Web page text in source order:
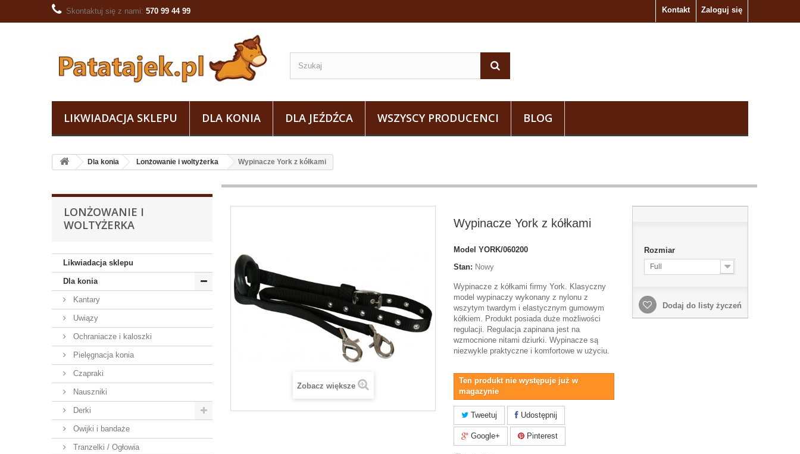
Zaloguj się
Kontakt
Skontaktuj się z nami: 570 99 44 99
LIKWIADACJA SKLEPU DLA KONIA DLA JEŹDŹCA WSZYSCY PRODUCENCI BLOG
Dla konia Lonżowanie i woltyżerka Wypinacze York z kółkami
LONŻOWANIE I
WOLTYŻERKA
Likwiadacja sklepu
Dla konia
Kantary
Uwiązy
Ochraniacze i kaloszki
Pielęgnacja konia
Czapraki
Nauszniki
Derki
Owijki i bandaże
Tranzelki / Ogłowia
Zobacz większe
Wypinacze York z kółkami
Model YORK/060200
Stan: Nowy
Wypinacze z kółkami firmy York. Klasyczny
model wypinaczy wykonany z nylonu z
wszytym twardym i elastycznym gumowym
kółkiem. Produkt posiada duże możliwości
regulacji. Regulacja zapinana jest na
wzmocnione nitami dziurki. Wypinacze są
niezwykle praktyczne i komfortowe w użyciu.
Ten produkt nie występuje już w
magazynie
Tweetuj Udostępnij
Google+ Pinterest
Rozmiar
Full
Dodaj do listy życzeń